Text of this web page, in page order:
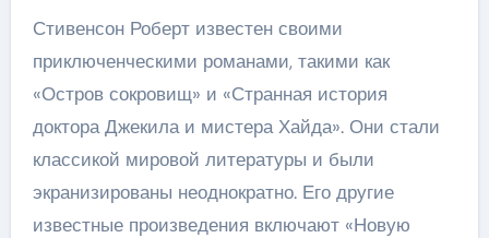
Стивенсон Роберт известен своими
приключенческими романами, такими как
«Остров сокровищ» и «Странная история
доктора Джекила и мистера Хайда». Они стали
классикой мировой литературы и были
экранизированы неоднократно. Его другие
известные произведения включают «Новую